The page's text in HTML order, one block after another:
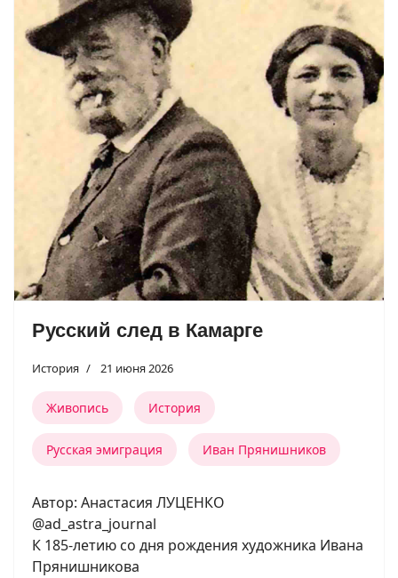
Русский след в Камарге
История 21 июня 2026
Живопись История
Русская эмиграция Иван Прянишников
Автор: Анастасия ЛУЦЕНКО
@ad_astra_journal
К 185-летию со дня рождения художника Ивана
Прянишникова